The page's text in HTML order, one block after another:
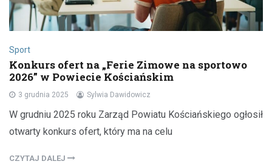
Sport
Konkurs ofert na „Ferie Zimowe na sportowo
2026” w Powiecie Kościańskim
3 grudnia 2025 Sylwia Dawidowicz
W grudniu 2025 roku Zarząd Powiatu Kościańskiego ogłosił
otwarty konkurs ofert, który ma na celu
CZYTAJ DALEJ